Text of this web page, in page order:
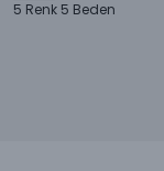
5 Renk 5 Beden